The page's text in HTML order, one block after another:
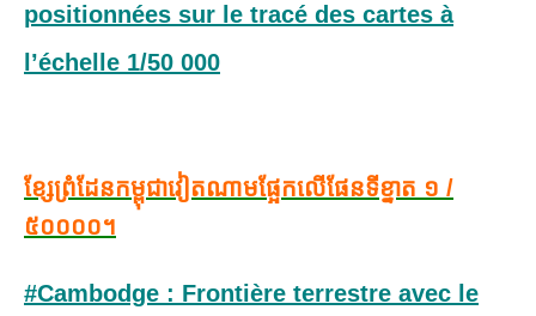
positionnées sur le tracé des cartes à
l’échelle 1/50 000
ខ្សែព្រំដែនកម្ពុជាវៀតណាមផ្អែកលើផែនទីខ្នាត ១ /
៥០០០០។
#Cambodge : Frontière terrestre avec le